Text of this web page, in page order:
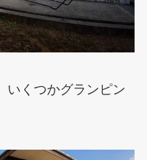
いくつかグランピン